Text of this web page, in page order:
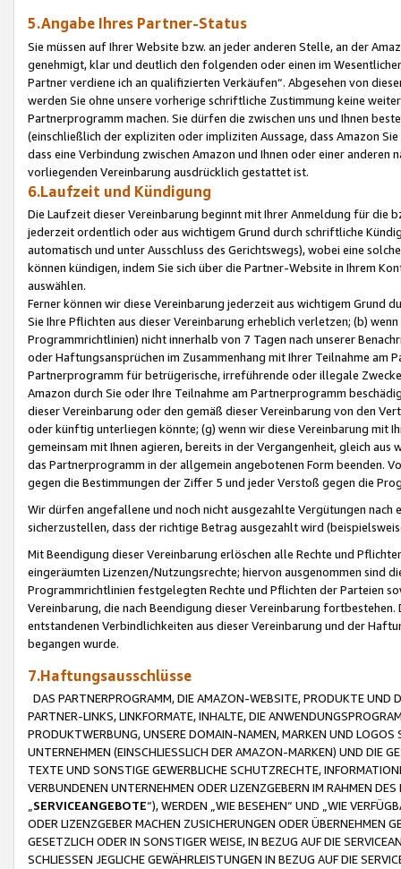
5.Angabe Ihres Partner-Status
Sie müssen auf Ihrer Website bzw. an jeder anderen Stelle, an der
genehmigt, klar und deutlich den folgenden oder einen im
Partner verdiene ich an qualifizierten Verkäufen“. Abgesehen von
werden Sie ohne unsere vorherige schriftliche Zustimmung keine
Partnerprogramm machen. Sie dürfen die zwischen uns und Ihnen
(einschließlich der expliziten oder impliziten Aussage, dass Amazon
dass eine Verbindung zwischen Amazon und Ihnen oder einer
vorliegenden Vereinbarung ausdrücklich gestattet ist.
6.Laufzeit und Kündigung
Die Laufzeit dieser Vereinbarung beginnt mit Ihrer Anmeldung für die
jederzeit ordentlich oder aus wichtigem Grund durch schriftliche
automatisch und unter Ausschluss des Gerichtswegs), wobei eine
können kündigen, indem Sie sich über die Partner-Website in Ihrem
auswählen.
Ferner können wir diese Vereinbarung jederzeit aus wichtigem Grund
Sie Ihre Pflichten aus dieser Vereinbarung erheblich verletzen; (b)
Programmrichtlinien) nicht innerhalb von 7 Tagen nach unserer
oder Haftungsansprüchen im Zusammenhang mit Ihrer Teilnahme am
Partnerprogramm für betrügerische, irreführende oder illegale
Amazon durch Sie oder Ihre Teilnahme am Partnerprogramm
dieser Vereinbarung oder den gemäß dieser Vereinbarung von den
oder künftig unterliegen könnte; (g) wenn wir diese Vereinbarung mit
gemeinsam mit Ihnen agieren, bereits in der Vergangenheit, gleich
das Partnerprogramm in der allgemein angebotenen Form beenden.
gegen die Bestimmungen der Ziffer 5 und jeder Verstoß gegen die
Wir dürfen angefallene und noch nicht ausgezahlte Vergütungen
sicherzustellen, dass der richtige Betrag ausgezahlt wird
Mit Beendigung dieser Vereinbarung erlöschen alle Rechte und
eingeräumten Lizenzen/Nutzungsrechte; hiervon ausgenommen sind
Programmrichtlinien festgelegten Rechte und Pflichten der Parteien
Vereinbarung, die nach Beendigung dieser Vereinbarung
entstandenen Verbindlichkeiten aus dieser Vereinbarung und der
begangen wurde.
7.Haftungsausschlüsse
DAS PARTNERPROGRAMM, DIE AMAZON-WEBSITE, PRODUKTE UND
PARTNER-LINKS, LINKFORMATE, INHALTE, DIE
PRODUKTWERBUNG, UNSERE DOMAIN-NAMEN, MARKEN UND
UNTERNEHMEN (EINSCHLIESSLICH DER AMAZON-MARKEN) UND DIE
TEXTE UND SONSTIGE GEWERBLICHE SCHUTZRECHTE,
VERBUNDENEN UNTERNEHMEN ODER LIZENZGEBERN IM RAHMEN
SERVICEANGEBOTE“), WERDEN „WIE BESEHEN“ UND „WIE
ODER LIZENZGEBER MACHEN ZUSICHERUNGEN ODER ÜBERNEHMEN
GESETZLICH ODER IN SONSTIGER WEISE, IN BEZUG AUF DIE
SCHLIESSEN JEGLICHE GEWÄHRLEISTUNGEN IN BEZUG AUF DIE